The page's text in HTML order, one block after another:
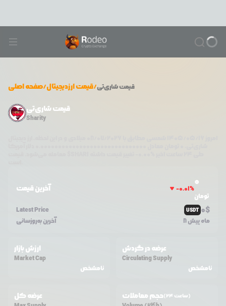
صفحه اصلی/قیمت ارزدیجیتال/ قیمتشاری‌تی
قیمت شاری‌تی
Sharity
آخرین قیمت -0.01%
0
تومان
Latest Price
USDT 0$
آخرین به‌روزسانی 8 ماه پیش
ارزش بازار
Market Cap
نامشخص
عرضه در گردش
Circulating Supply
نامشخص
عرضه کل حجم معاملات (24 ساعت)